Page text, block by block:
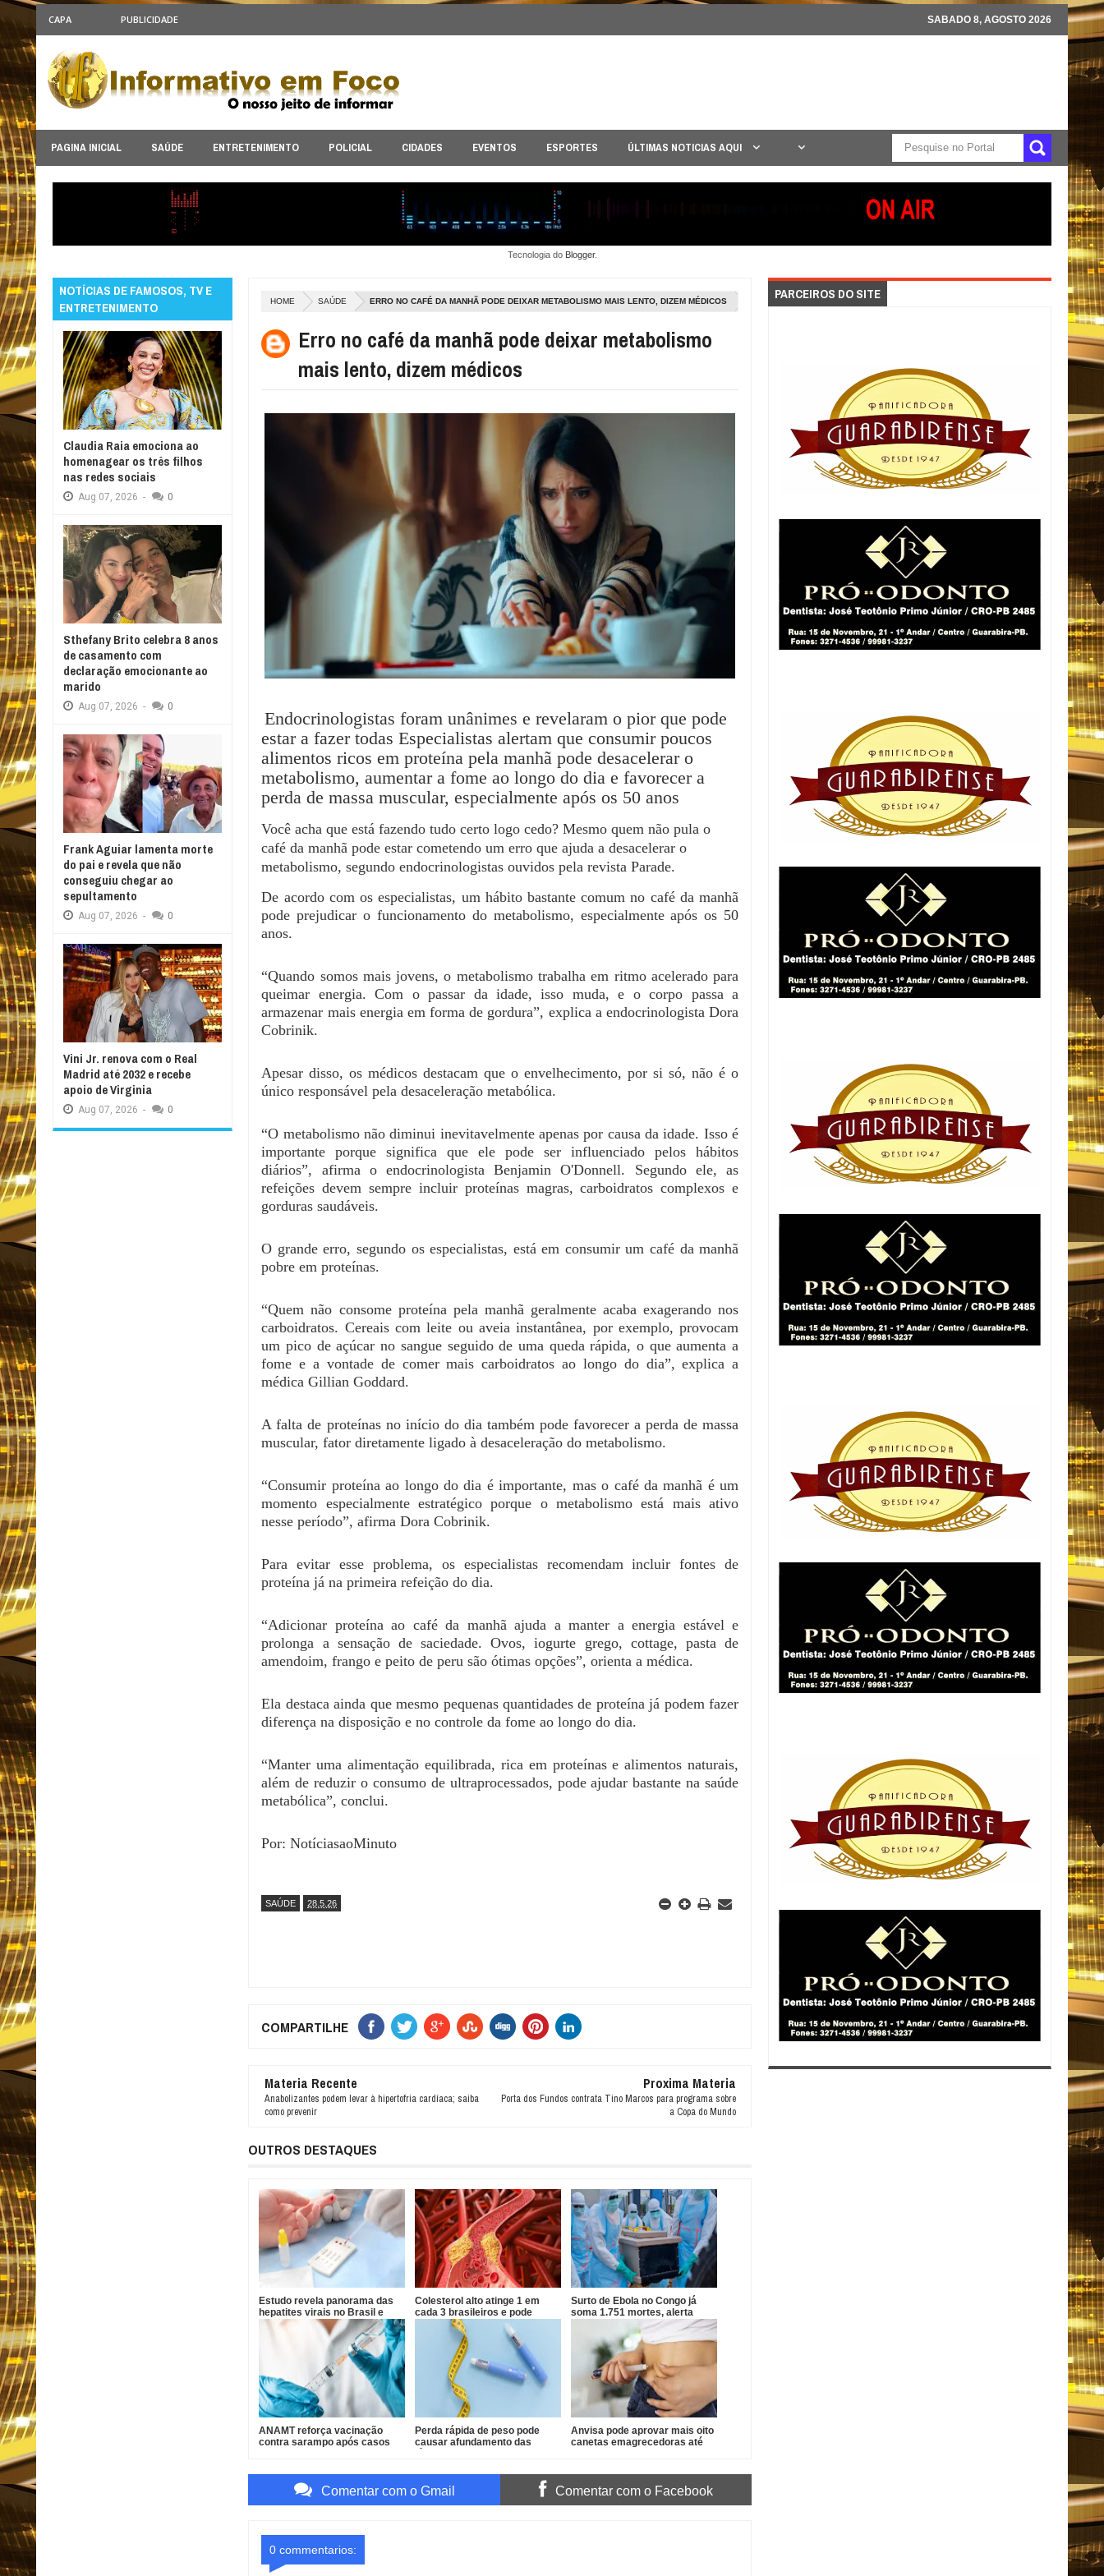
CAPA PUBLICIDADE SABADO 8, AGOSTO 2026
PAGINA INICIAL SAÚDE ENTRETENIMENTO POLICIAL CIDADES EVENTOS ESPORTES ÚLTIMAS NOTICIAS AQUI
Tecnologia do Blogger.
HOME SAÚDE ERRO NO CAFÉ DA MANHÃ PODE DEIXAR METABOLISMO MAIS LENTO, DIZEM MÉDICOS
Erro no café da manhã pode deixar metabolismo
mais lento, dizem médicos
Endocrinologistas foram unânimes e revelaram o pior que pode
estar a fazer todas Especialistas alertam que consumir poucos
alimentos ricos em proteína pela manhã pode desacelerar o
metabolismo, aumentar a fome ao longo do dia e favorecer a
perda de massa muscular, especialmente após os 50 anos
Você acha que está fazendo tudo certo logo cedo? Mesmo quem não pula o
café da manhã pode estar cometendo um erro que ajuda a desacelerar o
metabolismo, segundo endocrinologistas ouvidos pela revista Parade.
De acordo com os especialistas, um hábito bastante comum no café da manhã
pode prejudicar o funcionamento do metabolismo, especialmente após os 50
anos.
“Quando somos mais jovens, o metabolismo trabalha em ritmo acelerado para
queimar energia. Com o passar da idade, isso muda, e o corpo passa a
armazenar mais energia em forma de gordura”, explica a endocrinologista Dora
Cobrinik.
Apesar disso, os médicos destacam que o envelhecimento, por si só, não é o
único responsável pela desaceleração metabólica.
“O metabolismo não diminui inevitavelmente apenas por causa da idade. Isso é
importante porque significa que ele pode ser influenciado pelos hábitos
diários”, afirma o endocrinologista Benjamin O'Donnell. Segundo ele, as
refeições devem sempre incluir proteínas magras, carboidratos complexos e
gorduras saudáveis.
O grande erro, segundo os especialistas, está em consumir um café da manhã
pobre em proteínas.
“Quem não consome proteína pela manhã geralmente acaba exagerando nos
carboidratos. Cereais com leite ou aveia instantânea, por exemplo, provocam
um pico de açúcar no sangue seguido de uma queda rápida, o que aumenta a
fome e a vontade de comer mais carboidratos ao longo do dia”, explica a
médica Gillian Goddard.
A falta de proteínas no início do dia também pode favorecer a perda de massa
muscular, fator diretamente ligado à desaceleração do metabolismo.
“Consumir proteína ao longo do dia é importante, mas o café da manhã é um
momento especialmente estratégico porque o metabolismo está mais ativo
nesse período”, afirma Dora Cobrinik.
Para evitar esse problema, os especialistas recomendam incluir fontes de
proteína já na primeira refeição do dia.
“Adicionar proteína ao café da manhã ajuda a manter a energia estável e
prolonga a sensação de saciedade. Ovos, iogurte grego, cottage, pasta de
amendoim, frango e peito de peru são ótimas opções”, orienta a médica.
Ela destaca ainda que mesmo pequenas quantidades de proteína já podem fazer
diferença na disposição e no controle da fome ao longo do dia.
“Manter uma alimentação equilibrada, rica em proteínas e alimentos naturais,
além de reduzir o consumo de ultraprocessados, pode ajudar bastante na saúde
metabólica”, conclui.
Por: NotíciasaoMinuto
SAÚDE 28.5.26
COMPARTILHE
Materia Recente
Anabolizantes podem levar à hipertofria cardíaca; saiba
como prevenir
Proxima Materia
Porta dos Fundos contrata Tino Marcos para programa sobre
a Copa do Mundo
OUTROS DESTAQUES
Estudo revela panorama das
hepatites virais no Brasil e
aponta desafios para
eliminação até 2030
Colesterol alto atinge 1 em
cada 3 brasileiros e pode
evoluir sem sintomas
Surto de Ebola no Congo já
soma 1.751 mortes, alerta
ANAMT reforça vacinação
contra sarampo após casos
Perda rápida de peso pode
causar afundamento das
Anvisa pode aprovar mais oito
canetas emagrecedoras até
Comentar com o Gmail Comentar com o Facebook
0 commentarios:
NOTÍCIAS DE FAMOSOS, TV E
ENTRETENIMENTO
Claudia Raia emociona ao
homenagear os três filhos
nas redes sociais
Aug 07, 2026 - 0
Sthefany Brito celebra 8 anos
de casamento com
declaração emocionante ao
marido
Aug 07, 2026 - 0
Frank Aguiar lamenta morte
do pai e revela que não
conseguiu chegar ao
sepultamento
Aug 07, 2026 - 0
Vini Jr. renova com o Real
Madrid até 2032 e recebe
apoio de Virginia
Aug 07, 2026 - 0
PARCEIROS DO SITE